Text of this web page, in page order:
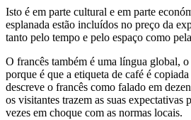
Isto é em parte cultural e em parte
esplanada estão incluídos no preço da
tanto pelo tempo e pelo espaço como
O francês também é uma língua global,
porque é que a etiqueta de café é
descreve o francês como falado em
os visitantes trazem as suas expectativas
vezes em choque com as normas locais.